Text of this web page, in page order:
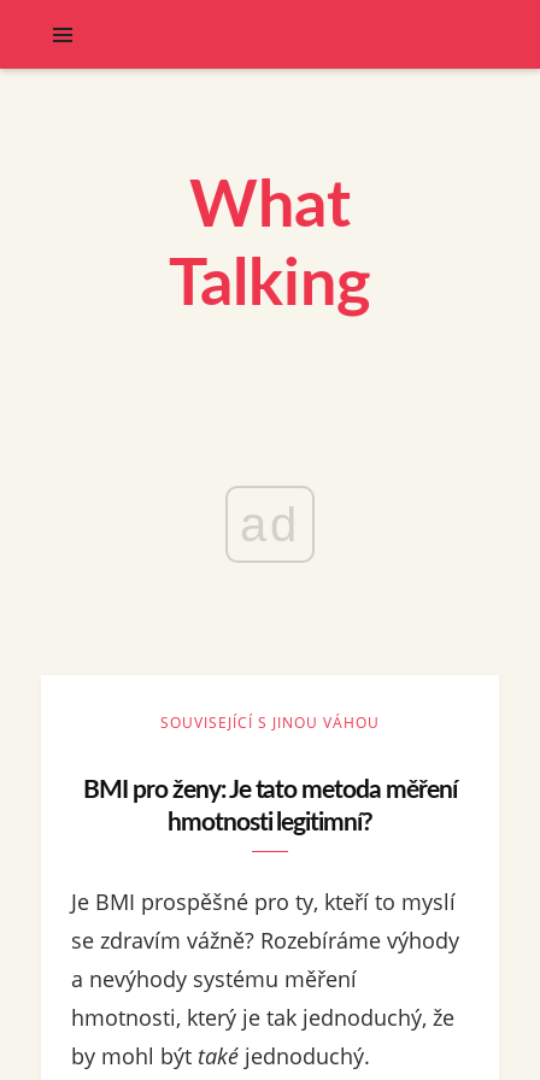
What
Talking
ad
SOUVISEJÍCÍ S JINOU VÁHOU
BMI pro ženy: Je tato metoda měření
hmotnosti legitimní?
Je BMI prospěšné pro ty, kteří to myslí
se zdravím vážně? Rozebíráme výhody
a nevýhody systému měření
hmotnosti, který je tak jednoduchý, že
by mohl býttakéjednoduchý.